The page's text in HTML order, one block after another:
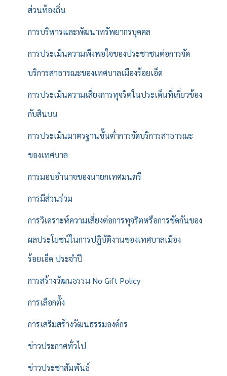
ส่วนท้องถิ่น
การบริหารและพัฒนาทรัพยากรบุคคล
การประเมินความพึงพอใจของประชาชนต่อการจัด
บริการสาธารณะของเทศบาลเมืองร้อยเอ็ด
การประเมินความเสี่ยงการทุจริตในประเด็นที่เกี่ยวข้อง
กับสินบน
การประเมินมาตรฐานขั้นต่ำการจัดบริการสาธารณะ
ของเทศบาล
การมอบอำนาจของนายกเทศมนตรี
การมีส่วนร่วม
การวิเคราะห์ความเสี่ยงต่อการทุจริตหรือการขัดกันของ
ผลประโยชน์ในการปฏิบัติงานของเทศบาลเมือง
ร้อยเอ็ด ประจำปี
การสร้างวัฒนธรรม No Gift Policy
การเลือกตั้ง
การเสริมสร้างวัฒนธรรมองค์กร
ข่าวประกาศทั่วไป
ข่าวประชาสัมพันธ์